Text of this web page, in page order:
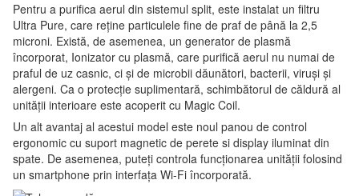
Pentru a purifica aerul din sistemul split, este instalat un filtru
Ultra Pure, care reține particulele fine de praf de până la 2,5
microni. Există, de asemenea, un generator de plasmă
încorporat, Ionizator cu plasmă, care purifică aerul nu numai de
praful de uz casnic, ci și de microbii dăunători, bacterii, viruși și
alergeni. Ca o protecție suplimentară, schimbătorul de căldură al
unității interioare este acoperit cu Magic Coil.
Un alt avantaj al acestui model este noul panou de control
ergonomic cu suport magnetic de perete si display iluminat din
spate. De asemenea, puteți controla funcționarea unității folosind
un smartphone prin interfața Wi-Fi încorporată.